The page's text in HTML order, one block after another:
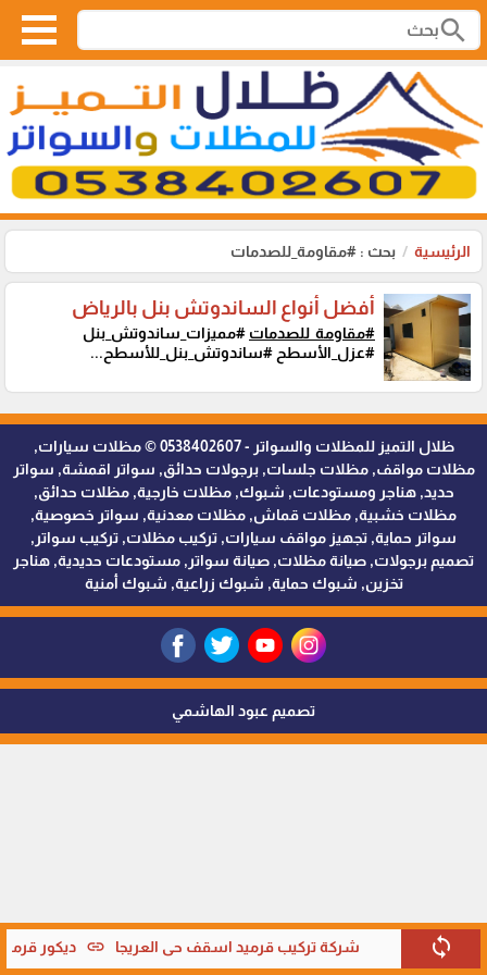
search
الرئيسية بحث : #مقاومة_للصدمات
sync شركة تركيب قرميد اسقف حي العريجا link ديكور
أفضل أنواع الساندوتش بنل بالرياض
#مقاومة_للصدمات #مميزات_ساندوتش_بنل
#عزل_الأسطح #ساندوتش_بنل_للأسطح...
ظلال التميز للمظلات والسواتر - 0538402607 © مظلات سيارات,
مظلات مواقف, مظلات جلسات, برجولات حدائق, سواتر اقمشة, سواتر
حديد, هناجر ومستودعات, شبوك, مظلات خارجية, مظلات حدائق,
مظلات خشبية, مظلات قماش, مظلات معدنية, سواتر خصوصية,
سواتر حماية, تجهيز مواقف سيارات, تركيب مظلات, تركيب سواتر,
تصميم برجولات, صيانة مظلات, صيانة سواتر, مستودعات حديدية, هناجر
تخزين, شبوك حماية, شبوك زراعية, شبوك أمنية
تصميم عبود الهاشمي